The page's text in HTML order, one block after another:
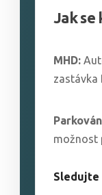
Jak se
MHD:
zastávka
možnost
Sledujte